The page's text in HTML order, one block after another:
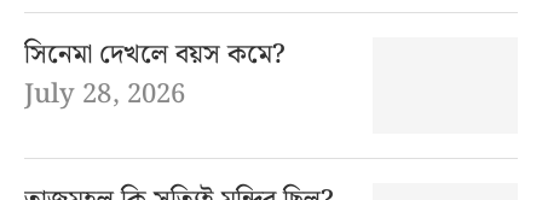
সিনেমা দেখলে বয়স কমে?
July 28, 2026